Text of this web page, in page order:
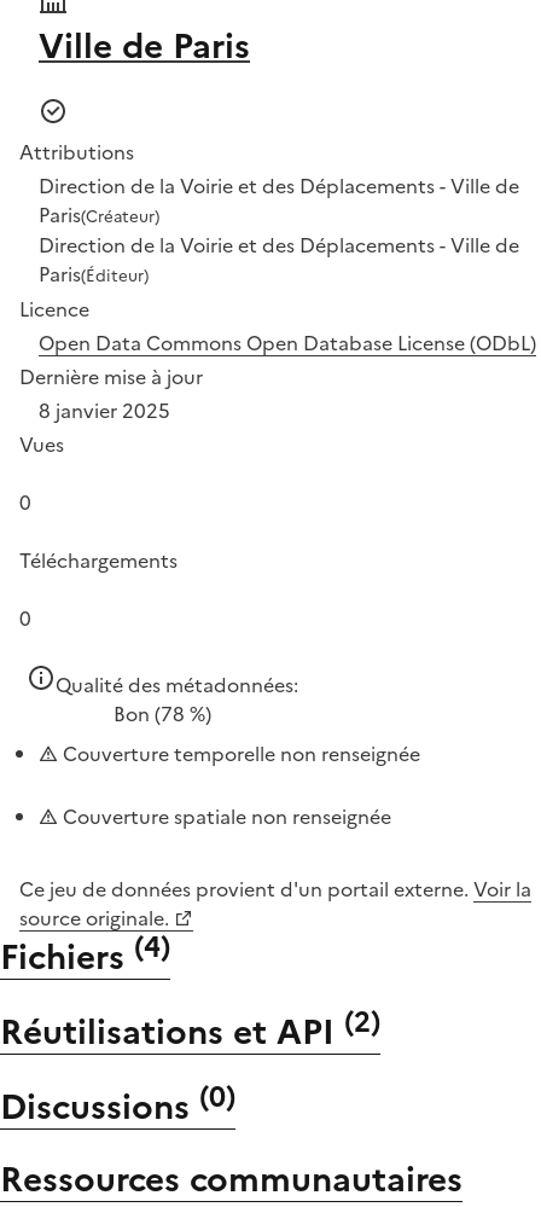
Ville de Paris
Attributions
Direction de la Voirie et des Déplacements - Ville de
Paris(Créateur)
Direction de la Voirie et des Déplacements - Ville de
Paris(Éditeur)
Licence
Open Data Commons Open Database License (ODbL)
Dernière mise à jour
8 janvier 2025
Vues
0
Téléchargements
0
Qualité des métadonnées:
Bon (78 %)
Couverture temporelle non renseignée
Couverture spatiale non renseignée
Ce jeu de données provient d'un portail externe. Voir la
source originale.
Fichiers (4)
Réutilisations et API (2)
Discussions (0)
Ressources communautaires